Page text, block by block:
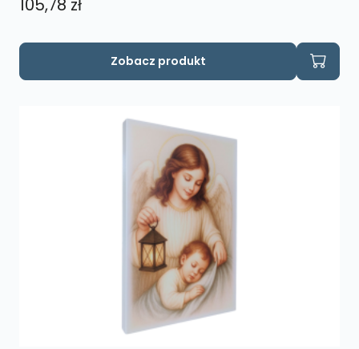
105,78 zł
Zobacz produkt